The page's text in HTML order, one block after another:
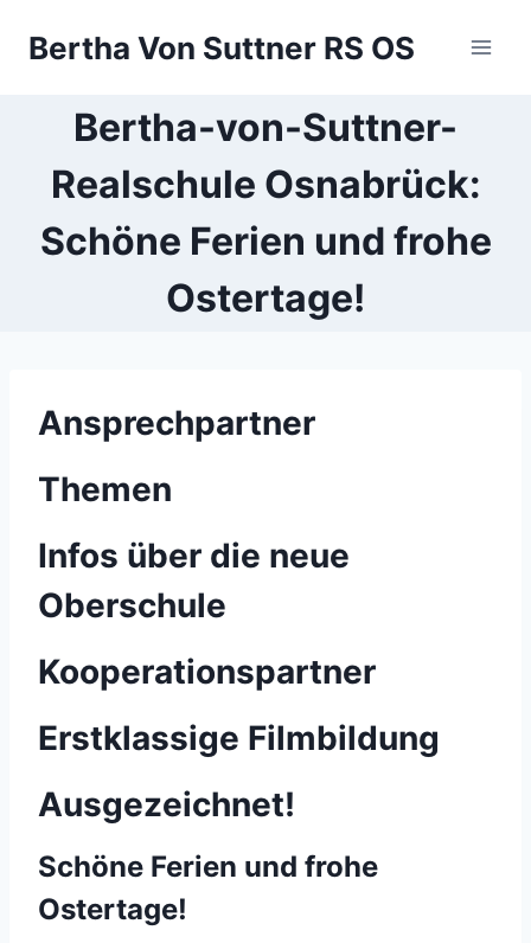
InhaltBertha Von Suttner RS OS
Bertha-von-Suttner-
Realschule Osnabrück:
Schöne Ferien und frohe
Ostertage!
Ansprechpartner
Themen
Infos über die neue
Oberschule
Kooperationspartner
Erstklassige Filmbildung
Ausgezeichnet!
Schöne Ferien und frohe
Ostertage!